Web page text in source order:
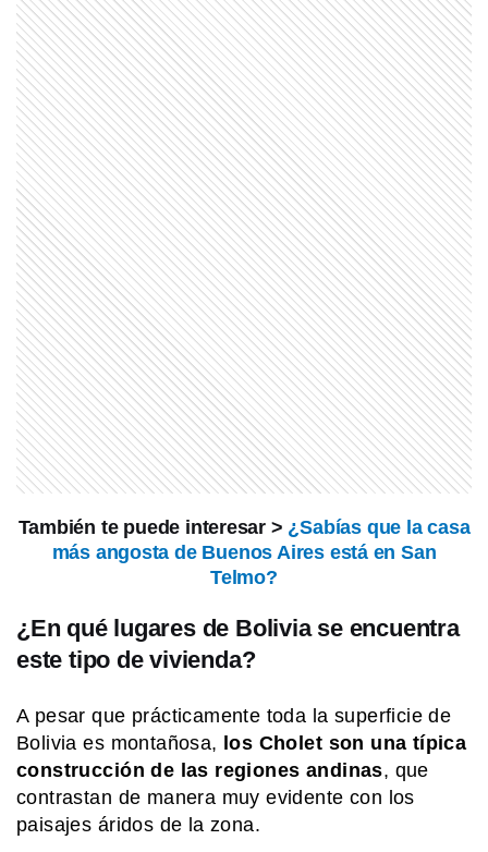
También te puede interesar > ¿Sabías que la casa
más angosta de Buenos Aires está en San
Telmo?
¿En qué lugares de Bolivia se encuentra
este tipo de vivienda?
A pesar que prácticamente toda la superficie de
Bolivia es montañosa, los Cholet son una típica
construcción de las regiones andinas, que
contrastan de manera muy evidente con los
paisajes áridos de la zona.
colores
HISTORIA
La historia de The Jazz Singer, la
primera película sonora del cine
COMUNIDAD EDUCATIVA
Crianza 2.0: la literatura infantil y
cómo fomentarla en las casas y
escuelas
SABER MAS
¿Qué significa cuando los perros se
ponen panza arriba?
SABER MAS
Una banana pegada en la pared: la
obra de arte que se vendió por 6
millones de dólares
COMUNIDAD EDUCATIVA
¿Cómo se hace una infografía clara y
taparnos la boca al bostezar?
MI PAIS
¿Sabías que Manuel Belgrano era
descendiente de italianos?